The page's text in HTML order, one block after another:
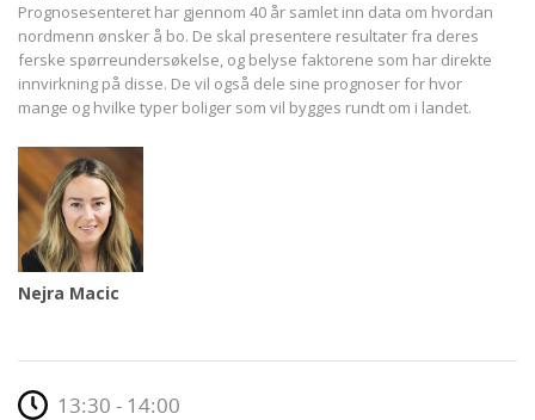
Prognosesenteret har gjennom 40 år samlet inn data om hvordan
nordmenn ønsker å bo. De skal presentere resultater fra deres
ferske spørreundersøkelse, og belyse faktorene som har direkte
innvirkning på disse. De vil også dele sine prognoser for hvor
mange og hvilke typer boliger som vil bygges rundt om i landet.
Nejra Macic
13:30 - 14:00